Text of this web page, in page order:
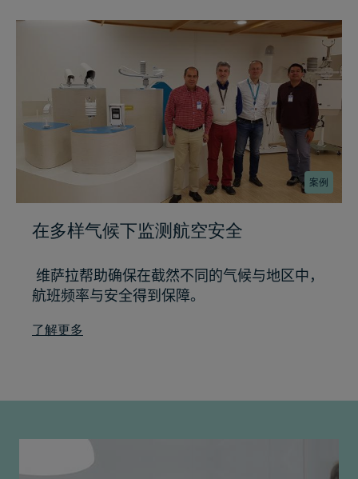
案例
在多样气候下监测航空安全
维萨拉帮助确保在截然不同的气候与地区中，
航班频率与安全得到保障。
了解更多